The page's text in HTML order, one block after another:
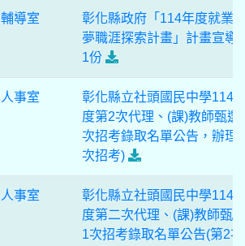
輔導室
彰化縣政府「114年度就業
夢職涯探索計畫」計畫宣導
1份
人事室
彰化縣立社頭國民中學114
度第2次代理、(課)教師甄選
次招考錄取名單公告，辦理(
次招考)
人事室
彰化縣立社頭國民中學114
度第二次代理、(課)教師甄
1次招考錄取名單公告(第2